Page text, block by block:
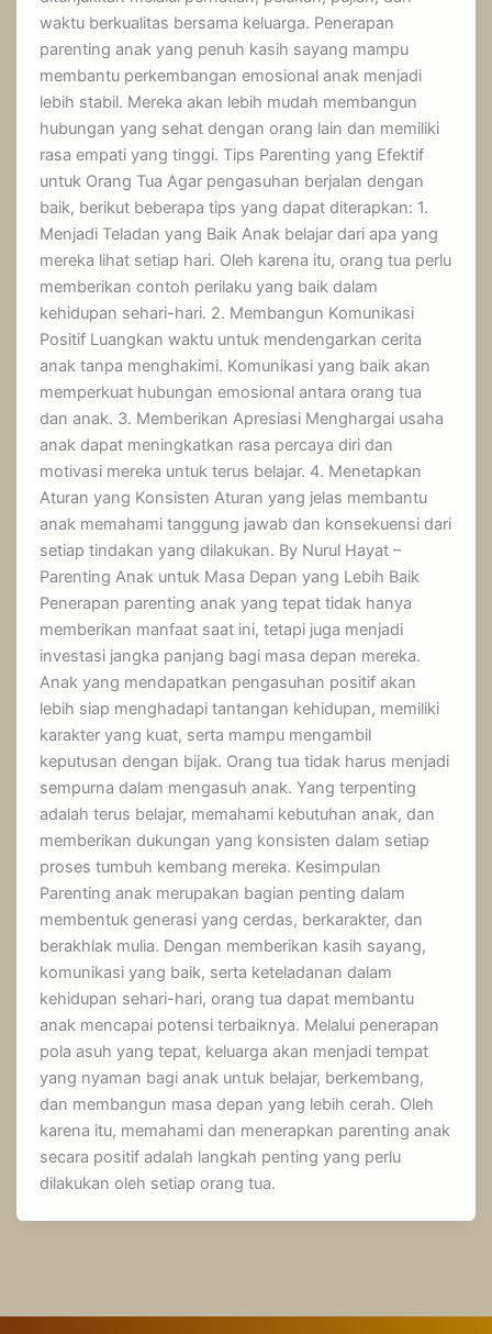
waktu berkualitas bersama keluarga. Penerapan
parenting anak yang penuh kasih sayang mampu
membantu perkembangan emosional anak menjadi
lebih stabil. Mereka akan lebih mudah membangun
hubungan yang sehat dengan orang lain dan memiliki
rasa empati yang tinggi. Tips Parenting yang Efektif
untuk Orang Tua Agar pengasuhan berjalan dengan
baik, berikut beberapa tips yang dapat diterapkan: 1.
Menjadi Teladan yang Baik Anak belajar dari apa yang
mereka lihat setiap hari. Oleh karena itu, orang tua perlu
memberikan contoh perilaku yang baik dalam
kehidupan sehari-hari. 2. Membangun Komunikasi
Positif Luangkan waktu untuk mendengarkan cerita
anak tanpa menghakimi. Komunikasi yang baik akan
memperkuat hubungan emosional antara orang tua
dan anak. 3. Memberikan Apresiasi Menghargai usaha
anak dapat meningkatkan rasa percaya diri dan
motivasi mereka untuk terus belajar. 4. Menetapkan
Aturan yang Konsisten Aturan yang jelas membantu
anak memahami tanggung jawab dan konsekuensi dari
setiap tindakan yang dilakukan. By Nurul Hayat –
Parenting Anak untuk Masa Depan yang Lebih Baik
Penerapan parenting anak yang tepat tidak hanya
memberikan manfaat saat ini, tetapi juga menjadi
investasi jangka panjang bagi masa depan mereka.
Anak yang mendapatkan pengasuhan positif akan
lebih siap menghadapi tantangan kehidupan, memiliki
karakter yang kuat, serta mampu mengambil
keputusan dengan bijak. Orang tua tidak harus menjadi
sempurna dalam mengasuh anak. Yang terpenting
adalah terus belajar, memahami kebutuhan anak, dan
memberikan dukungan yang konsisten dalam setiap
proses tumbuh kembang mereka. Kesimpulan
Parenting anak merupakan bagian penting dalam
membentuk generasi yang cerdas, berkarakter, dan
berakhlak mulia. Dengan memberikan kasih sayang,
komunikasi yang baik, serta keteladanan dalam
kehidupan sehari-hari, orang tua dapat membantu
anak mencapai potensi terbaiknya. Melalui penerapan
pola asuh yang tepat, keluarga akan menjadi tempat
yang nyaman bagi anak untuk belajar, berkembang,
dan membangun masa depan yang lebih cerah. Oleh
karena itu, memahami dan menerapkan parenting anak
secara positif adalah langkah penting yang perlu
dilakukan oleh setiap orang tua.